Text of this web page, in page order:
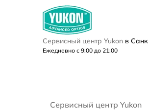
Сервисный центр Yukon в
Ежедневно с 9:00 до 21:00
Сервисный центр Yukon